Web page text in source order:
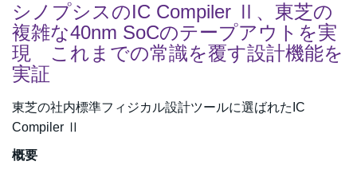
シノプシスのIC Compiler Ⅱ、東芝の
複雑な40nm SoCのテープアウトを実
現 これまでの常識を覆す設計機能を
実証
東芝の社内標準フィジカル設計ツールに選ばれたIC
Compiler Ⅱ
概要